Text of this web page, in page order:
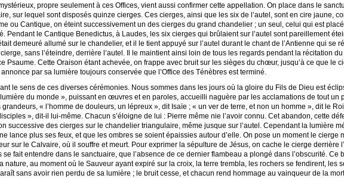
propre seulement à ces Offices, vient aussi confirmer cette appellation. On place dans le
sur lequel sont disposés quinze cierges. Ces cierges, ainsi que les six de l’autel, sont en cire jaune,
ou Cantique, on éteint successivement un des cierges du grand chandelier ; un seul, celui qui est
Pendant le Cantique Benedictus, à Laudes, les six cierges qui brûlaient sur l’autel sont pareillement
demeuré allumé sur le chandelier, et il le tient appuyé sur l’autel durant le chant de l’Antienne qui se
sans l’éteindre, derrière l’autel. Il le maintient ainsi loin de tous les regards pendant la récitation
Psaume. Cette Oraison étant achevée, on frappe avec bruit sur les sièges du chœur, jusqu’à ce que le
annonce par sa lumière toujours conservée que l’Office des Ténèbres est terminé.
le sens de ces diverses cérémonies. Nous sommes dans les jours où la gloire du Fils de Dieu est
du monde », puissant en œuvres et en paroles, accueilli naguère par les acclamations de tout un
« l’homme de douleurs, un lépreux », dit Isaïe ; « un ver de terre, et non un homme », dit le
», dit-il lui-même. Chacun s’éloigne de lui : Pierre même nie l’avoir connu. Cet abandon, cette
successive des cierges sur le chandelier triangulaire, même jusque sur l’autel. Cependant la lumière
lance plus ses feux, et que les ombres se soient épaissies autour d’elle. On pose un moment le cierge
sur le Calvaire, où il souffre et meurt. Pour exprimer la sépulture de Jésus, on cache le cierge derrière
se fait entendre dans le sanctuaire, que l’absence de ce dernier flambeau a plongé dans l’obscurité. Ce
nature, au moment où le Sauveur ayant expiré sur la croix, la terre trembla, les rochers se fendirent, les
sans avoir rien perdu de sa lumière ; le bruit cesse, et chacun rend hommage au vainqueur de la